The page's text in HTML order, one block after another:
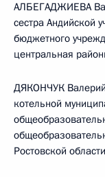
АЛБЕГАДЖИЕВА
сестра Андийской
бюджетного
центральная
ДЯКОНЧУК
котельной
Ростовской области